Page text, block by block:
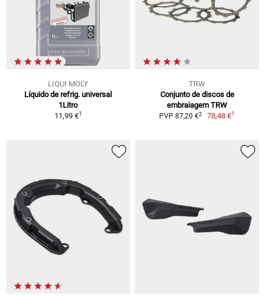
LIQUI MOLY
Líquido de refrig. universal
1Litro
11,99 €1
TRW
Conjunto de discos de
embraiagem TRW
PVP 87,20 €2 78,48 €1